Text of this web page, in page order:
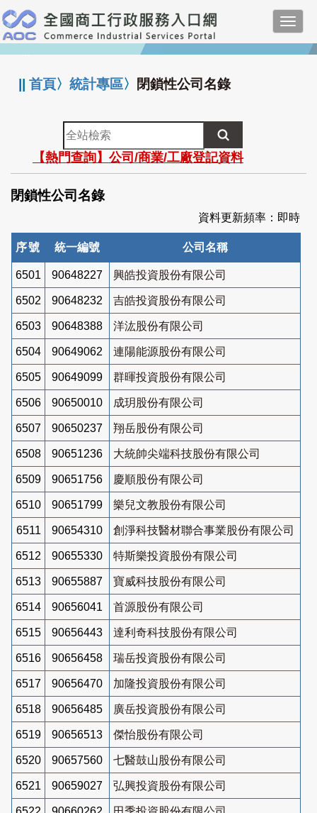
跳
到
主
要
:::
||首頁〉統計專區〉 閉鎖性公司名錄
全
站
檢
索
【熱門查詢】公司/商業/工廠登記資料
閉鎖性公司名錄
資料更新頻率：即時
序號 統一編號 公司名稱
6501 90648227 興皓投資股份有限公司
6502 90648232 吉皓投資股份有限公司
6503 90648388 洋汯股份有限公司
6504 90649062 連陽能源股份有限公司
6505 90649099 群暉投資股份有限公司
6506 90650010 成玥股份有限公司
6507 90650237 翔岳股份有限公司
6508 90651236 大統帥尖端科技股份有限公司
6509 90651756 慶順股份有限公司
6510 90651799 樂兒文教股份有限公司
6511 90654310 創淨科技醫材聯合事業股份有限公司
6512 90655330 特斯樂投資股份有限公司
6513 90655887 寶威科技股份有限公司
6514 90656041 首源股份有限公司
6515 90656443 達利奇科技股份有限公司
6516 90656458 瑞岳投資股份有限公司
6517 90656470 加隆投資股份有限公司
6518 90656485 廣岳投資股份有限公司
6519 90656513 傑怡股份有限公司
6520 90657560 七醫鼓山股份有限公司
6521 90659027 弘興投資股份有限公司